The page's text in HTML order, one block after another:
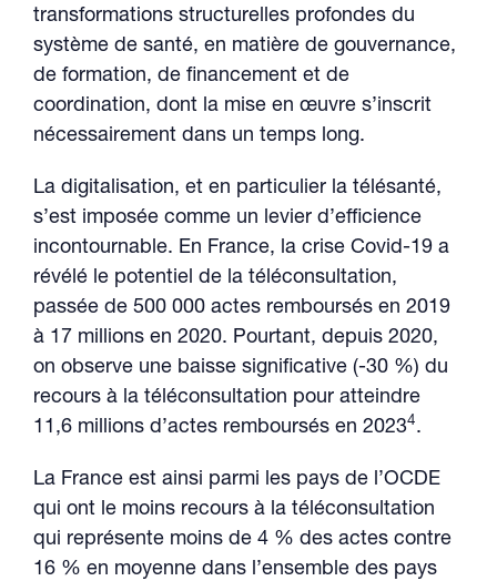
transformations structurelles profondes du
système de santé, en matière de gouvernance,
de formation, de financement et de
coordination, dont la mise en œuvre s’inscrit
nécessairement dans un temps long.
La digitalisation, et en particulier la télésanté,
s’est imposée comme un levier d’efficience
incontournable. En France, la crise Covid-19 a
révélé le potentiel de la téléconsultation,
passée de 500 000 actes remboursés en 2019
à 17 millions en 2020. Pourtant, depuis 2020,
on observe une baisse significative (-30 %) du
recours à la téléconsultation pour atteindre
11,6 millions d’actes remboursés en 20234.
La France est ainsi parmi les pays de l’OCDE
qui ont le moins recours à la téléconsultation
qui représente moins de 4 % des actes contre
16 % en moyenne dans l’ensemble des pays